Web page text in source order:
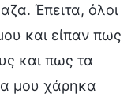
Έπειτα, όλοι
και είπαν πως
και πως τα
μου χάρηκα